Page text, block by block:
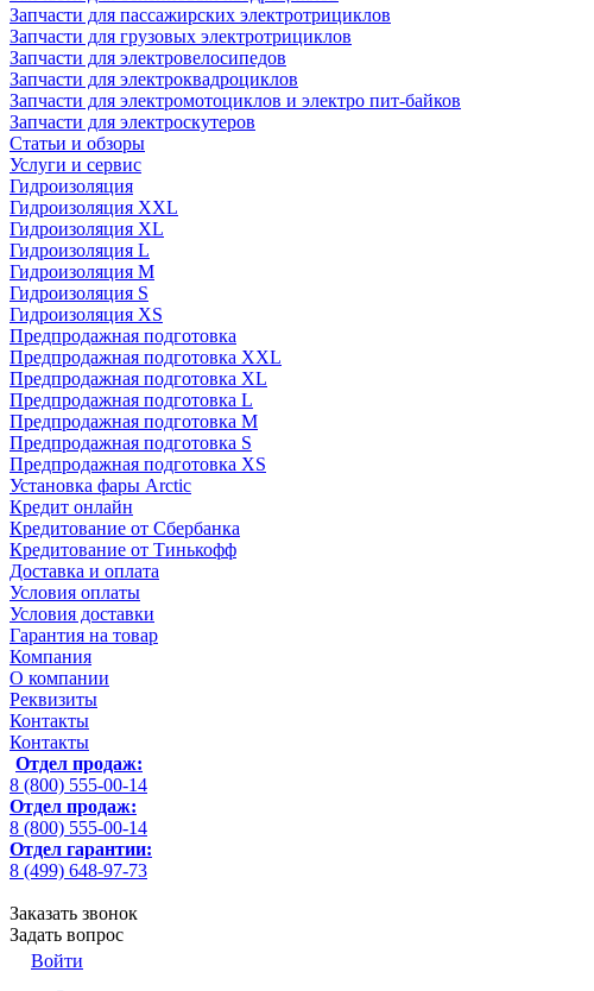
Запчасти для пассажирских электротрициклов
Запчасти для грузовых электротрициклов
Запчасти для электровелосипедов
Запчасти для электроквадроциклов
Запчасти для электромотоциклов и электро пит-байков
Запчасти для электроскутеров
Статьи и обзоры
Услуги и сервис
Гидроизоляция
Гидроизоляция XXL
Гидроизоляция XL
Гидроизоляция L
Гидроизоляция M
Гидроизоляция S
Гидроизоляция XS
Предпродажная подготовка
Предпродажная подготовка XXL
Предпродажная подготовка XL
Предпродажная подготовка L
Предпродажная подготовка M
Предпродажная подготовка S
Предпродажная подготовка XS
Установка фары Arctic
Кредит онлайн
Кредитование от Сбербанка
Кредитование от Тинькофф
Доставка и оплата
Условия оплаты
Условия доставки
Гарантия на товар
Компания
О компании
Реквизиты
Контакты
Контакты
Отдел продаж:
8 (800) 555-00-14
Отдел продаж:
8 (800) 555-00-14
Отдел гарантии:
8 (499) 648-97-73
Заказать звонок
Задать вопрос
Войти